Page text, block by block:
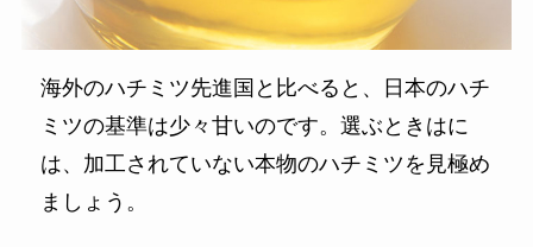
海外のハチミツ先進国と比べると、日本のハチ
ミツの基準は少々甘いのです。選ぶときはに
は、加工されていない本物のハチミツを見極め
ましょう。